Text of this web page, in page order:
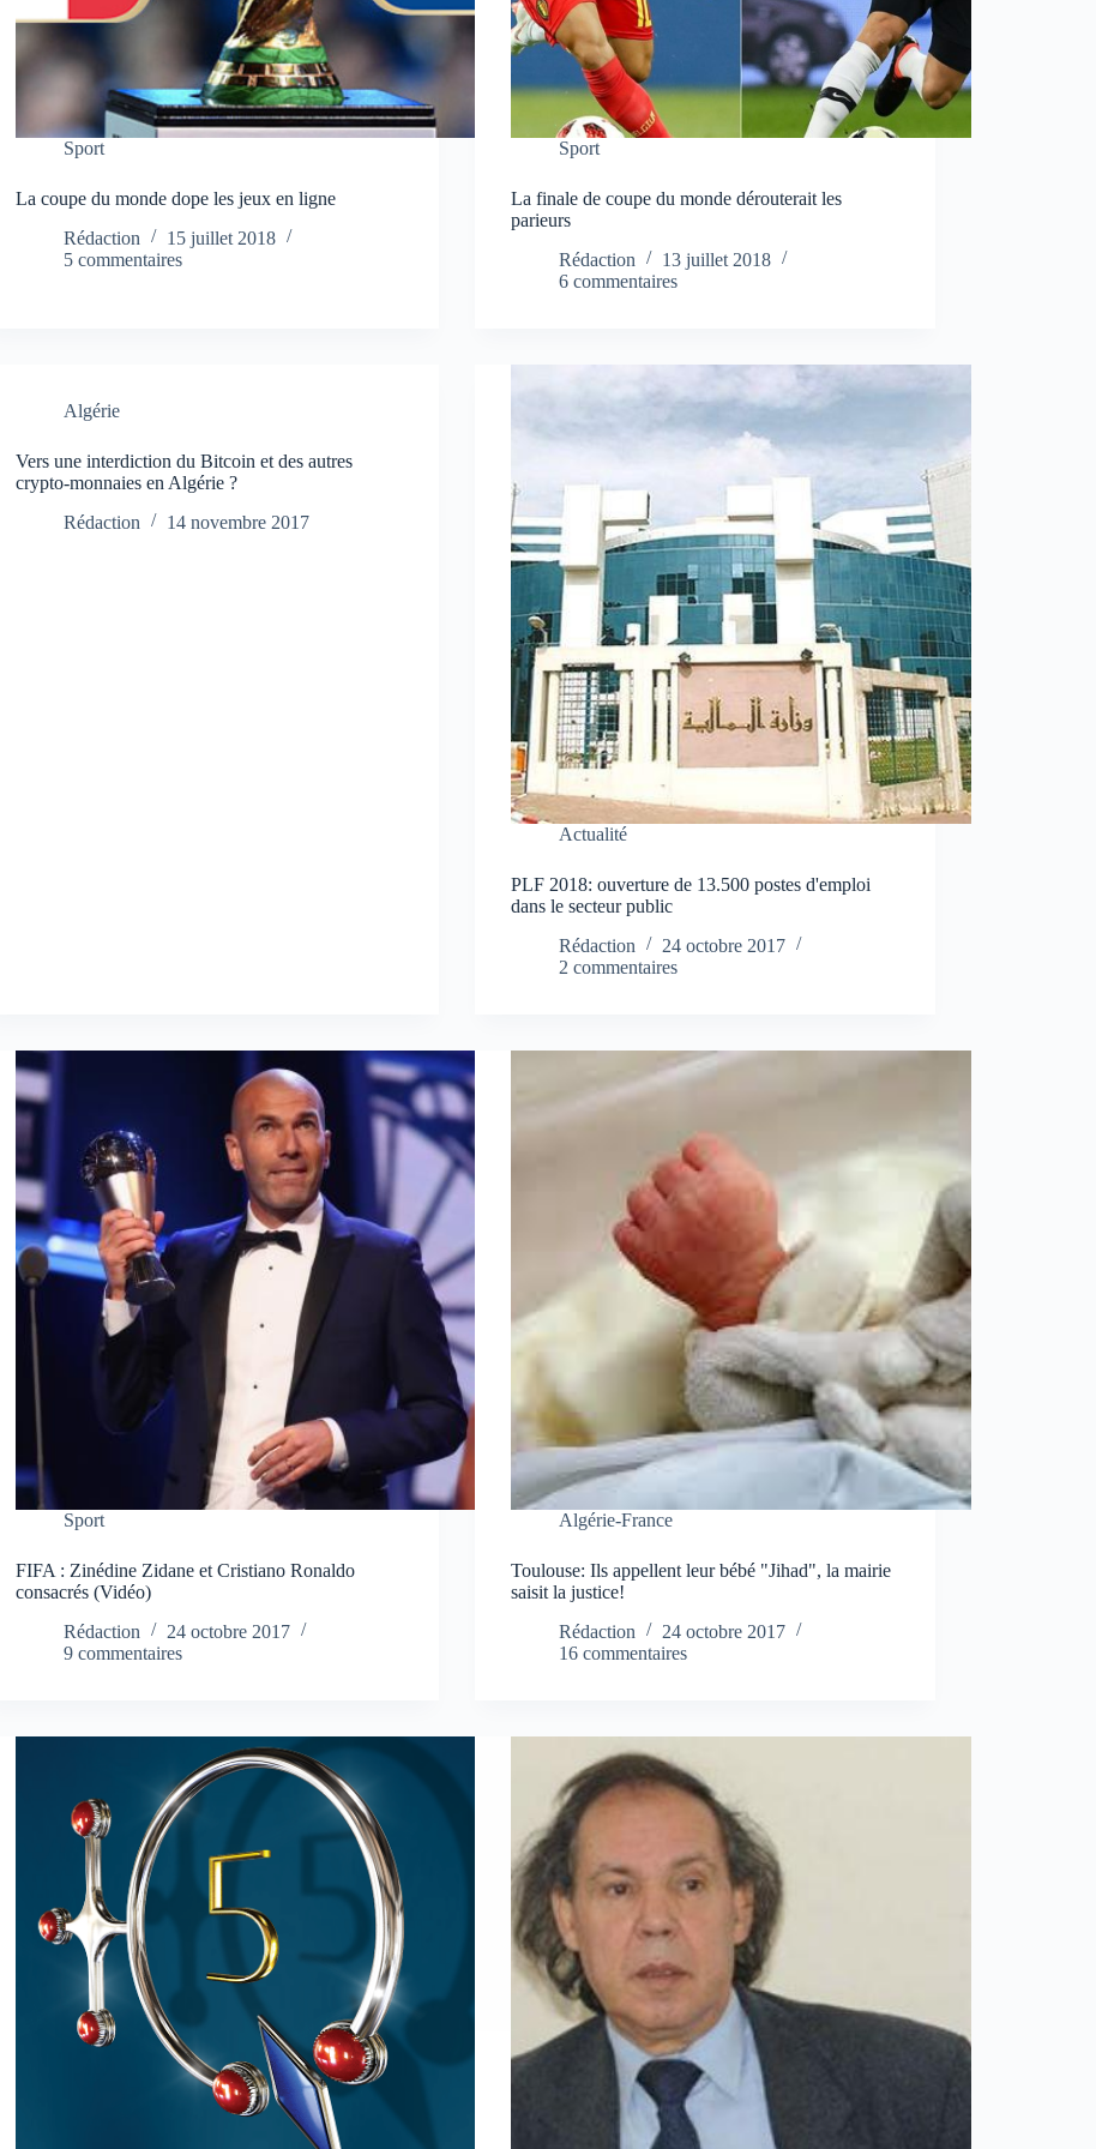
Sport
La coupe du monde dope les jeux en ligne
Rédaction
15 juillet 2018
5 commentaires
Sport
La finale de coupe du monde dérouterait les
parieurs
Rédaction
13 juillet 2018
6 commentaires
Algérie
Vers une interdiction du Bitcoin et des autres
crypto-monnaies en Algérie ?
Rédaction
14 novembre 2017
Actualité
PLF 2018: ouverture de 13.500 postes d'emploi
dans le secteur public
Rédaction
24 octobre 2017
2 commentaires
Sport
FIFA : Zinédine Zidane et Cristiano Ronaldo
consacrés (Vidéo)
Rédaction
24 octobre 2017
9 commentaires
Algérie-France
Toulouse: Ils appellent leur bébé "Jihad", la mairie
saisit la justice!
Rédaction
24 octobre 2017
16 commentaires